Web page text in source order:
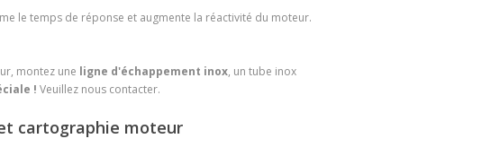
le temps de réponse et augmente la réactivité du moteur.
montez une ligne d'échappement inox, un tube inox
! Veuillez nous contacter.
cartographie moteur